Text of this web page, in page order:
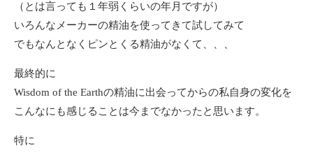
（とは言っても１年弱くらいの年月ですが）
いろんなメーカーの精油を使ってきて試してみて
でもなんとなくピンとくる精油がなくて、、、
最終的に
Wisdom of the Earthの精油に出会ってからの私自身の変化を
こんなにも感じることは今までなかったと思います。
特に